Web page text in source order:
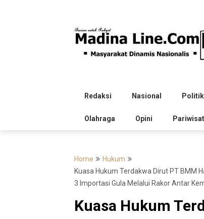
Redaksi Nasional Politik
Olahraga Opini
Home
Hukum
Kuasa Hukum Terdakwa Dirut PT BMM
3 Importasi Gula Melalui Rakor Antar
Kuasa Hukum